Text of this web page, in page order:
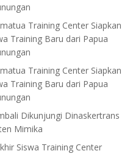
Training Center Siapkan
Training Baru dari Papua
Training Center Siapkan
Training Baru dari Papua
Dikunjungi Dinaskertrans
Mimika
Siswa Training Center